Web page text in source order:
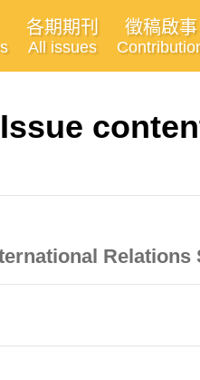
各期期刊
All issues
徵稿啟事
Issue
Relations